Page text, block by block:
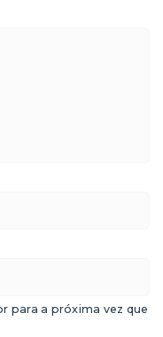
para a próxima vez que